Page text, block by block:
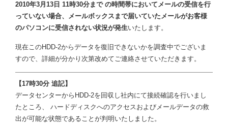
2010年3月13日 11時30分まで の時間帯においてメールの受信を行
っていない場合、メールボックスまで届いていたメールがお客様
のパソコンに受信されない状況が発生いたします。
現在このHDD-2からデータを復旧できないかを調査中でございま
すので、詳細が分かり次第改めてご連絡させていただきます。
【17時30分 追記】
データセンターからHDD-2を回収し社内にて接続確認を行いまし
たところ、 ハードディスクへのアクセスおよびメールデータの救
出が可能な状態であることが判明いたしました。